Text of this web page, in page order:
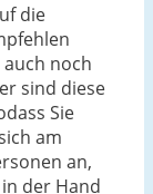
die
noch
sind diese
Sie
am
an,
der Hand